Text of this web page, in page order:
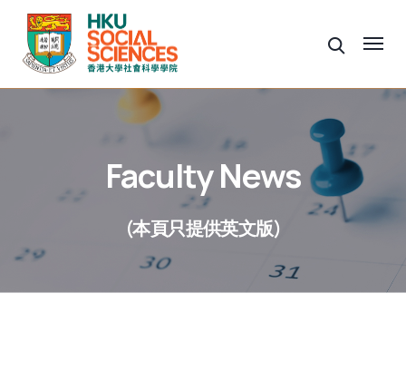
Faculty News
(本頁只提供英文版)